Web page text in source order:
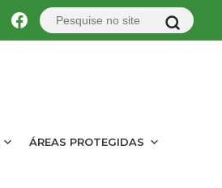
ÁREAS PROTEGIDAS